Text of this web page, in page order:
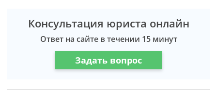
Консультация юриста онлайн
Ответ на сайте в течении 15 минут
Задать вопрос